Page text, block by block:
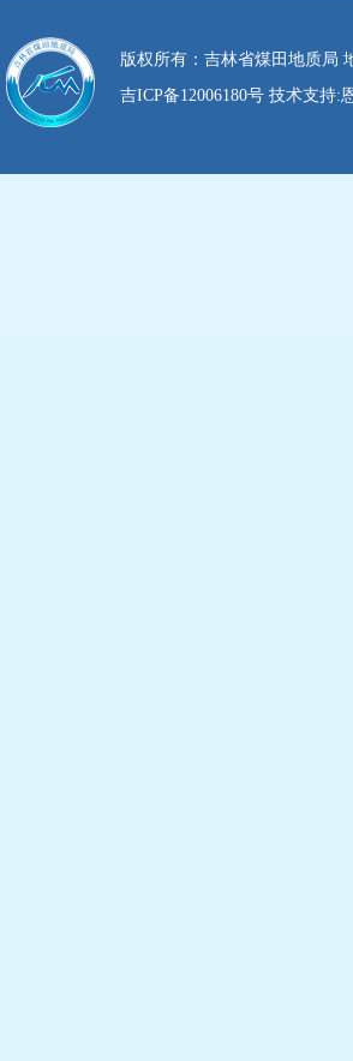
版权所有：吉林省煤田地质局
吉ICP备12006180号 技术支持: